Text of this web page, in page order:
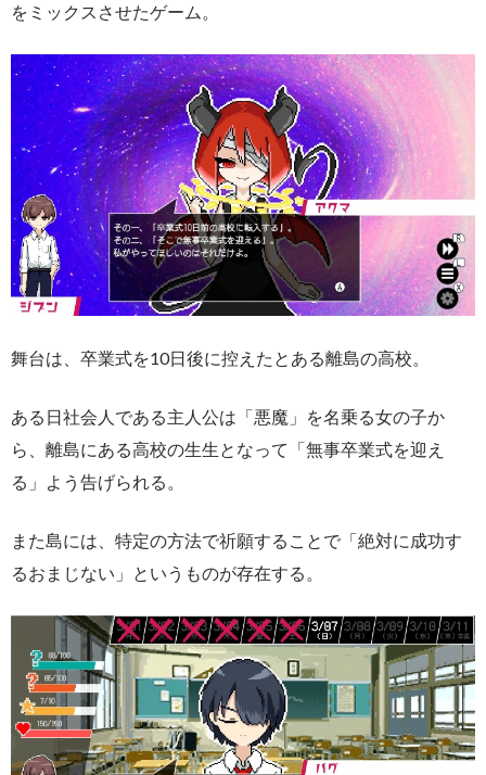
をミックスさせたゲーム。
舞台は、卒業式を10日後に控えたとある離島の高校。
ある日社会人である主人公は「悪魔」を名乗る女の子か
ら、離島にある高校の生生となって「無事卒業式を迎え
る」よう告げられる。
また島には、特定の方法で祈願することで「絶対に成功す
るおまじない」というものが存在する。